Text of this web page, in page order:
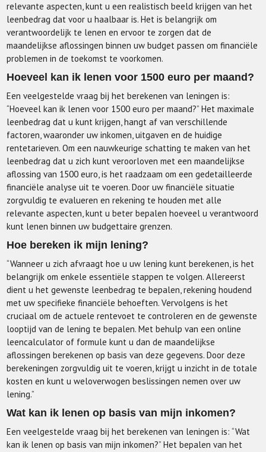
relevante aspecten, kunt u een realistisch beeld krijgen van het
leenbedrag dat voor u haalbaar is. Het is belangrijk om
verantwoordelijk te lenen en ervoor te zorgen dat de
maandelijkse aflossingen binnen uw budget passen om financiële
problemen in de toekomst te voorkomen.
Hoeveel kan ik lenen voor 1500 euro per maand?
Een veelgestelde vraag bij het berekenen van leningen is:
“Hoeveel kan ik lenen voor 1500 euro per maand?” Het maximale
leenbedrag dat u kunt krijgen, hangt af van verschillende
factoren, waaronder uw inkomen, uitgaven en de huidige
rentetarieven. Om een nauwkeurige schatting te maken van het
leenbedrag dat u zich kunt veroorloven met een maandelijkse
aflossing van 1500 euro, is het raadzaam om een gedetailleerde
financiële analyse uit te voeren. Door uw financiële situatie
zorgvuldig te evalueren en rekening te houden met alle
relevante aspecten, kunt u beter bepalen hoeveel u verantwoord
kunt lenen binnen uw budgettaire grenzen.
Hoe bereken ik mijn lening?
“Wanneer u zich afvraagt hoe u uw lening kunt berekenen, is het
belangrijk om enkele essentiële stappen te volgen. Allereerst
dient u het gewenste leenbedrag te bepalen, rekening houdend
met uw specifieke financiële behoeften. Vervolgens is het
cruciaal om de actuele rentevoet te controleren en de gewenste
looptijd van de lening te bepalen. Met behulp van een online
leencalculator of formule kunt u dan de maandelijkse
aflossingen berekenen op basis van deze gegevens. Door deze
berekeningen zorgvuldig uit te voeren, krijgt u inzicht in de totale
kosten en kunt u weloverwogen beslissingen nemen over uw
lening.”
Wat kan ik lenen op basis van mijn inkomen?
Een veelgestelde vraag bij het berekenen van leningen is: “Wat
kan ik lenen op basis van mijn inkomen?” Het bepalen van het